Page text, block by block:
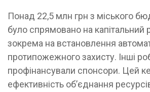
Понад 22,5 млн грн з міського
було спрямовано на капітальний
зокрема на встановлення
протипожежного захисту. Інші
профінансували спонсори. Цей
ефективність об’єднання